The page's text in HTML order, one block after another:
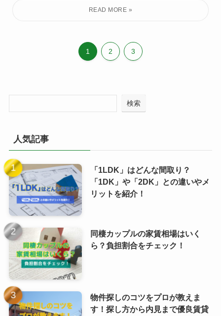
1 2 3
検索
人気記事
「1LDK」はどんな間取り？
「1DK」や「2DK」との違いやメ
リットを紹介！
同棲カップルの家賃相場はいく
ら？負担割合をチェック！
物件探しのコツをプロが教えま
す！探し方から内見まで優良賃貸